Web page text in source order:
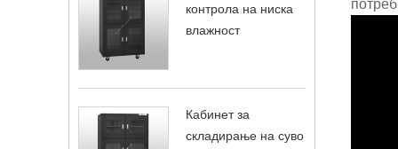
контрола на ниска
влажност
Кабинет за
складирање на суво